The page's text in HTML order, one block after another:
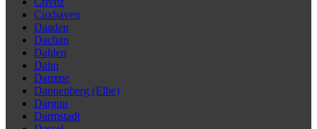
Cuxhaven
Daaden
Dachau
Dahlen
Dahn
Damme
Dannenberg (Elbe)
Dargun
Darmstadt